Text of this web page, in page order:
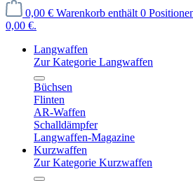
0,00 € Warenkorb enthält 0
0,00 €.
Langwaffen
Zur Kategorie Langwaffen
Büchsen
Flinten
AR-Waffen
Schalldämpfer
Langwaffen-Magazine
Kurzwaffen
Zur Kategorie Kurzwaffen